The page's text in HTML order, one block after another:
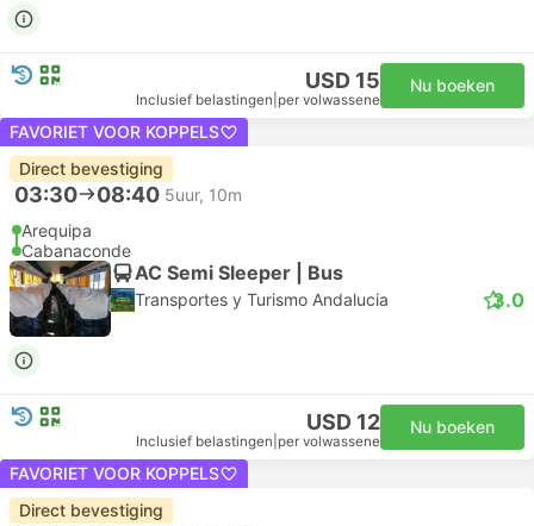
USD 15
Inclusief belastingen per volwassene
Nu boeken
FAVORIET VOOR KOPPELS
Direct bevestiging
03:30 08:40 5uur, 10m
Arequipa
Cabanaconde
AC Semi Sleeper | Bus
Transportes y Turismo Andalucia 3.0
USD 12
Inclusief belastingen per volwassene
Nu boeken
FAVORIET VOOR KOPPELS
Direct bevestiging